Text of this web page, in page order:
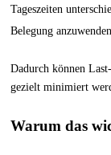
Tageszeiten
Belegung
Dadurch können
gezielt minimiert
Warum das